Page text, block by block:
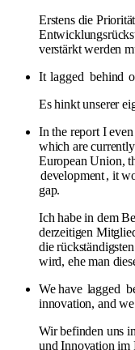
Erstens die
verstärkt werden
It lagged behind
Es hinkt unserer
In the report I
which are
European Union,
development, it
gap.
Ich habe in dem
derzeitigen
die
wird, ehe man
We have lagged
innovation, and
Wir befinden uns
und Innovation im